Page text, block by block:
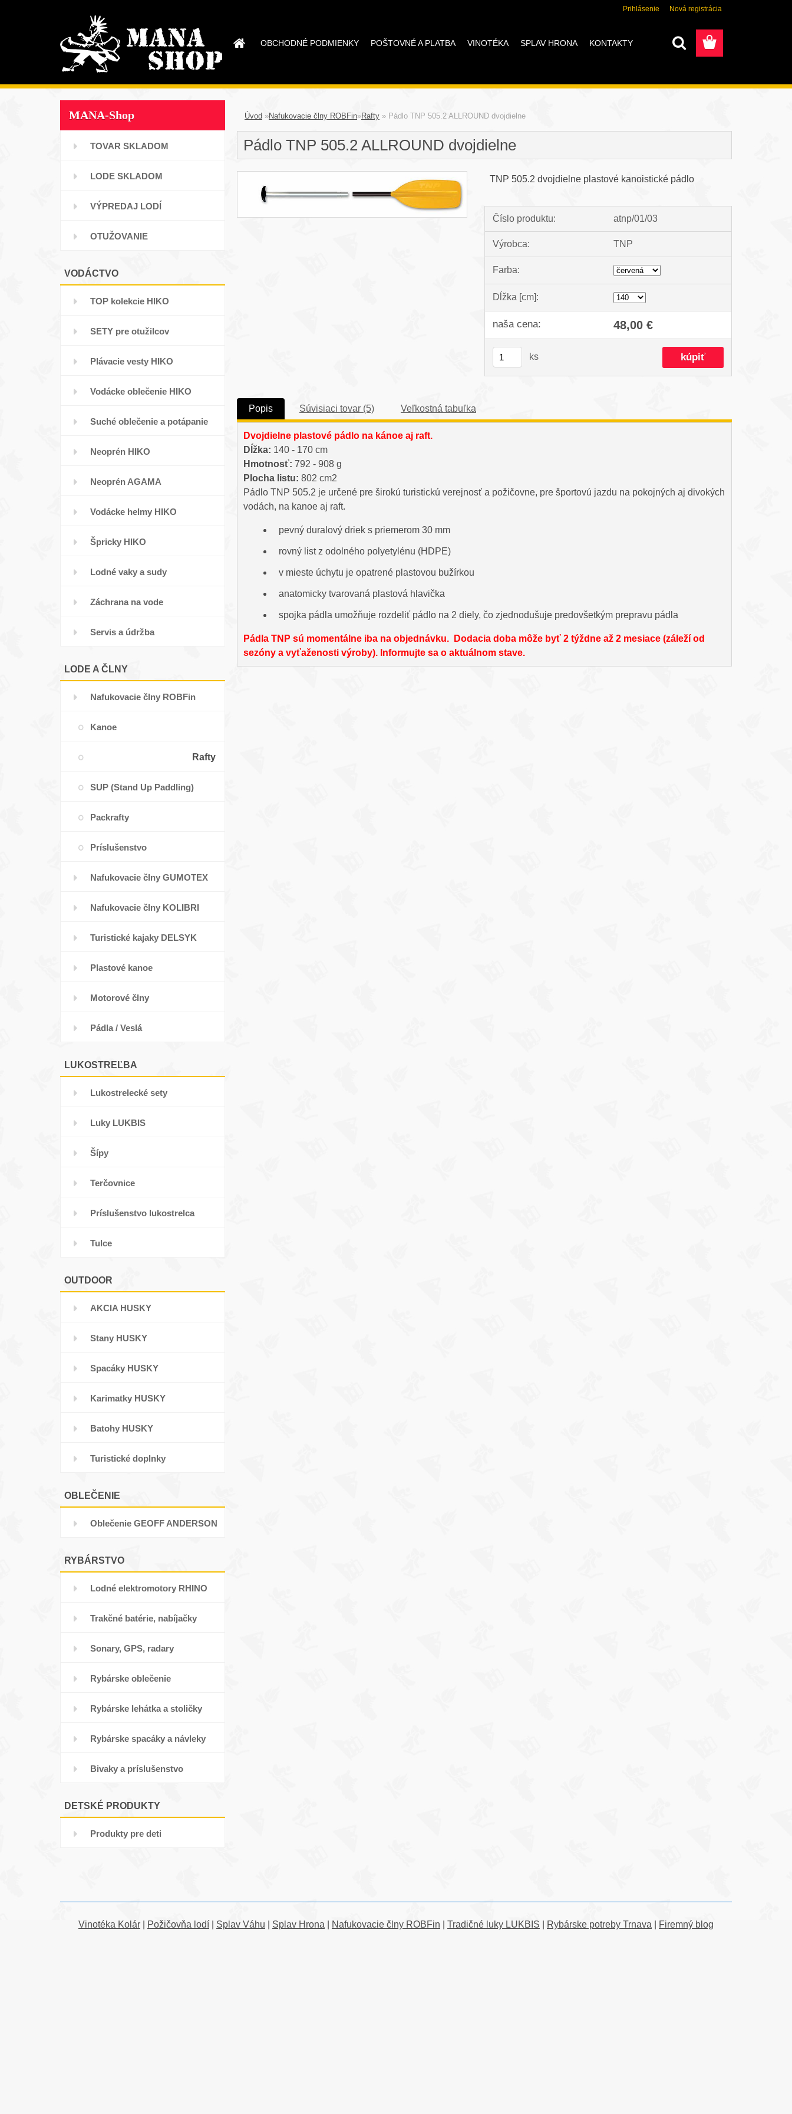
OBCHODNÉ PODMIENKY POŠTOVNÉ A PLATBA VINOTÉKA SPLAV HRONA KONTAKTY
Prihlásenie Nová registrácia
MANA-Shop
TOVAR SKLADOM
LODE SKLADOM
VÝPREDAJ LODÍ
OTUŽOVANIE
VODÁCTVO
TOP kolekcie HIKO
SETY pre otužilcov
Plávacie vesty HIKO
Vodácke oblečenie HIKO
Suché oblečenie a potápanie
Neoprén HIKO
Neoprén AGAMA
Vodácke helmy HIKO
Špricky HIKO
Lodné vaky a sudy
Záchrana na vode
Servis a údržba
LODE A ČLNY
Nafukovacie člny ROBFin
Kanoe
Rafty
SUP (Stand Up Paddling)
Packrafty
Príslušenstvo
Nafukovacie člny GUMOTEX
Nafukovacie člny KOLIBRI
Turistické kajaky DELSYK
Plastové kanoe
Motorové člny
Pádla / Veslá
LUKOSTREĽBA
Lukostrelecké sety
Luky LUKBIS
Šípy
Terčovnice
Príslušenstvo lukostrelca
Tulce
OUTDOOR
AKCIA HUSKY
Stany HUSKY
Spacáky HUSKY
Karimatky HUSKY
Batohy HUSKY
Turistické doplnky
OBLEČENIE
Oblečenie GEOFF ANDERSON
RYBÁRSTVO
Lodné elektromotory RHINO
Trakčné batérie, nabíjačky
Sonary, GPS, radary
Rybárske oblečenie
Rybárske lehátka a stoličky
Rybárske spacáky a návleky
Bivaky a príslušenstvo
DETSKÉ PRODUKTY
Produkty pre deti
Úvod »Nafukovacie člny ROBFin»Rafty » Pádlo TNP 505.2 ALLROUND dvojdielne
Pádlo TNP 505.2 ALLROUND dvojdielne
TNP 505.2 dvojdielne plastové kanoistické pádlo
Číslo produktu: atnp/01/03
Výrobca: TNP
Farba:
Dĺžka [cm]:
naša cena: 48,00 €
ks
Popis Súvisiaci tovar (5) Veľkostná tabuľka
Dvojdielne plastové pádlo na kánoe aj raft.
Dĺžka: 140 - 170 cm
Hmotnosť: 792 - 908 g
Plocha listu: 802 cm2
Pádlo TNP 505.2 je určené pre širokú turistickú verejnosť a požičovne, pre športovú jazdu na pokojných aj divokých
vodách, na kanoe aj raft.
pevný duralový driek s priemerom 30 mm
rovný list z odolného polyetylénu (HDPE)
v mieste úchytu je opatrené plastovou bužírkou
anatomicky tvarovaná plastová hlavička
spojka pádla umožňuje rozdeliť pádlo na 2 diely, čo zjednodušuje predovšetkým prepravu pádla
Pádla TNP sú momentálne iba na objednávku. Dodacia doba môže byť 2 týždne až 2 mesiace (záleží od
sezóny a vyťaženosti výroby). Informujte sa o aktuálnom stave.
Vinotéka Kolár Požičovňa lodí Splav Váhu Splav Hrona Nafukovacie člny ROBFin Tradičné luky LUKBIS Rybárske potreby Trnava Firemný blog